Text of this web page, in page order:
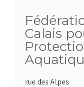
Calais
rue des Alpes